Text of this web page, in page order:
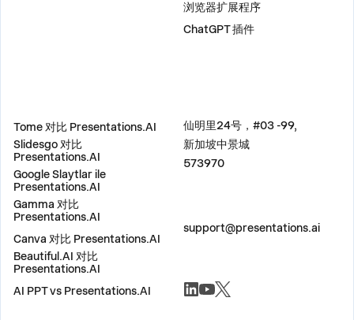
浏览器扩展程序
ChatGPT 插件
Tome 对比 Presentations.AI
Slidesgo 对比
Presentations.AI
Google Slaytlar ile
Presentations.AI
Gamma 对比
Presentations.AI
Canva 对比 Presentations.AI
Beautiful.AI 对比
Presentations.AI
AI PPT vs Presentations.AI
仙明里24号，#03 -99,
新加坡中景城
573970
support@presentations.ai